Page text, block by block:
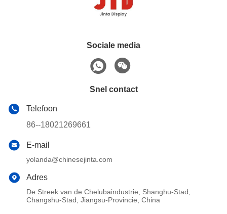
Sociale media
Snel contact
Telefoon
86--18021269661
E-mail
yolanda@chinesejinta.com
Adres
De Streek van de Chelubaindustrie, Shanghu-Stad,
Changshu-Stad, Jiangsu-Provincie, China